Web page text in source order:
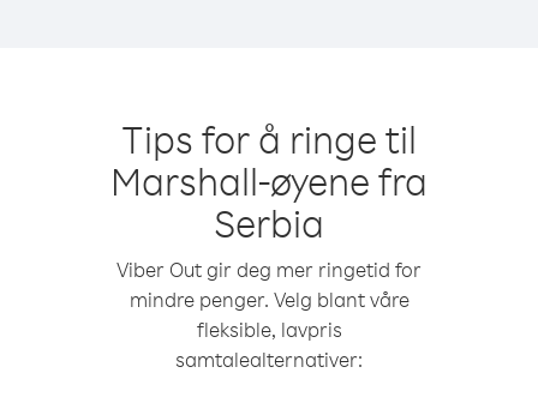
Tips for å ringe til
Marshall-øyene fra
Serbia
Viber Out gir deg mer ringetid for
mindre penger. Velg blant våre
fleksible, lavpris
samtalealternativer: